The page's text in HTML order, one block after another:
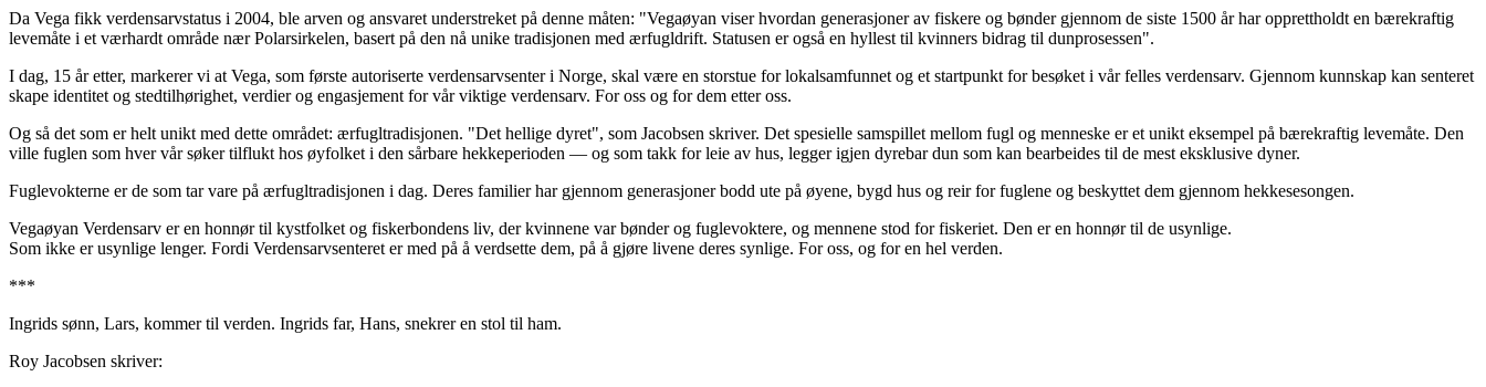
Da Vega fikk verdensarvstatus i 2004, ble arven og ansvaret understreket på denne måten: "Vegaøyan viser hvordan generasjoner av fiskere og bønder gjennom de siste 1500 år har opprettholdt en bærekraftig
levemåte i et værhardt område nær Polarsirkelen, basert på den nå unike tradisjonen med ærfugldrift. Statusen er også en hyllest til kvinners bidrag til dunprosessen".
I dag, 15 år etter, markerer vi at Vega, som første autoriserte verdensarvsenter i Norge, skal være en storstue for lokalsamfunnet og et startpunkt for besøket i vår felles verdensarv. Gjennom kunnskap kan senteret
skape identitet og stedtilhørighet, verdier og engasjement for vår viktige verdensarv. For oss og for dem etter oss.
Og så det som er helt unikt med dette området: ærfugltradisjonen. "Det hellige dyret", som Jacobsen skriver. Det spesielle samspillet mellom fugl og menneske er et unikt eksempel på bærekraftig levemåte. Den
ville fuglen som hver vår søker tilflukt hos øyfolket i den sårbare hekkeperioden — og som takk for leie av hus, legger igjen dyrebar dun som kan bearbeides til de mest eksklusive dyner.
Fuglevokterne er de som tar vare på ærfugltradisjonen i dag. Deres familier har gjennom generasjoner bodd ute på øyene, bygd hus og reir for fuglene og beskyttet dem gjennom hekkesesongen.
Vegaøyan Verdensarv er en honnør til kystfolket og fiskerbondens liv, der kvinnene var bønder og fuglevoktere, og mennene stod for fiskeriet. Den er en honnør til de usynlige.
Som ikke er usynlige lenger. Fordi Verdensarvsenteret er med på å verdsette dem, på å gjøre livene deres synlige. For oss, og for en hel verden.
***
Ingrids sønn, Lars, kommer til verden. Ingrids far, Hans, snekrer en stol til ham.
Roy Jacobsen skriver: